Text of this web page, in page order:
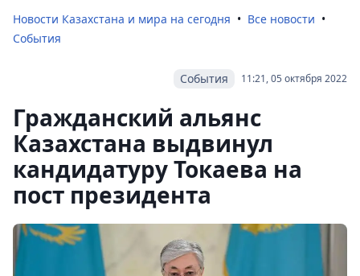
Новости Казахстана и мира на сегодня
Все новости
События
11:21, 05 октября 2022
События
Гражданский альянс
Казахстана выдвинул
кандидатуру Токаева на
пост президента